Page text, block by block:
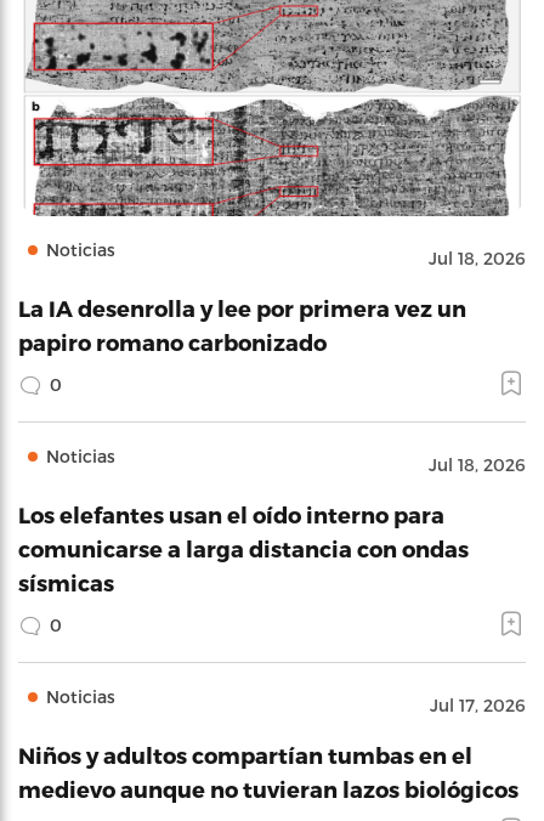
Noticias Jul 18, 2026
La IA desenrolla y lee por primera vez un
papiro romano carbonizado
0
Noticias Jul 18, 2026
Los elefantes usan el oído interno para
comunicarse a larga distancia con ondas
sísmicas
0
Noticias Jul 17, 2026
Niños y adultos compartían tumbas en el
medievo aunque no tuvieran lazos biológicos